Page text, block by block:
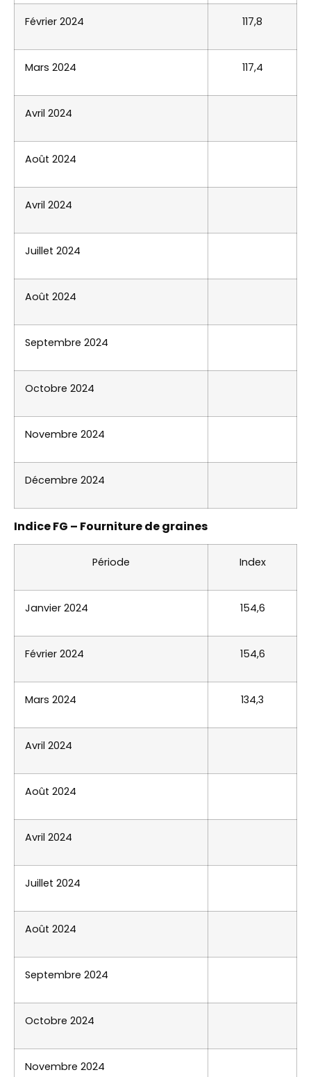
Février 2024 117,8
Mars 2024 117,4
Avril 2024
Août 2024
Avril 2024
Juillet 2024
Août 2024
Septembre 2024
Octobre 2024
Novembre 2024
Décembre 2024
Indice FG – Fourniture de graines
Période Index
Janvier 2024 154,6
Février 2024 154,6
Mars 2024 134,3
Avril 2024
Août 2024
Avril 2024
Juillet 2024
Août 2024
Septembre 2024
Octobre 2024
Novembre 2024